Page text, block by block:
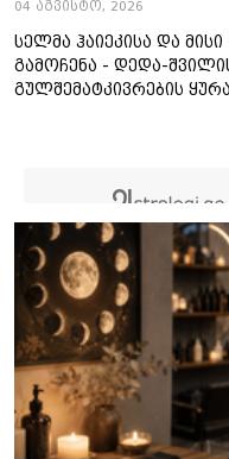
04 აგვისტო, 2026
სელმა ჰაიეკისა და
გამოჩენა - დედა-
გულშემატკივრების